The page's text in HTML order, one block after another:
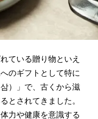
ている贈り物といえ
のギフトとして特に
）」で、古くから滋
とされてきました。
力や健康を意識する